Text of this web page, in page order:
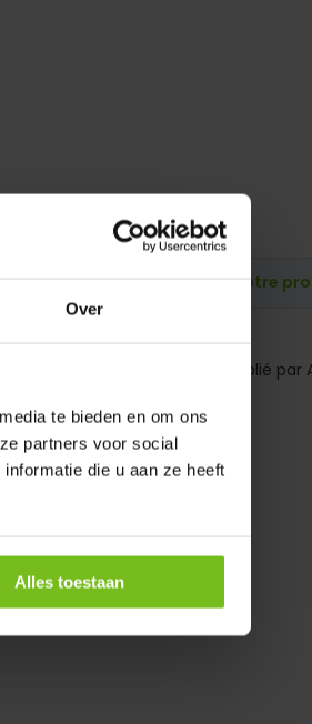
Over
te bieden en om ons
partners voor social
die u aan ze heeft
Alles toestaan
Publiez votre
Publié